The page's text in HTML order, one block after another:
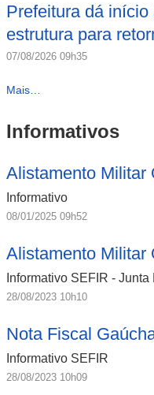
Prefeitura dá
estrutura para
07/08/2026 09h35
Mais…
Informativos
Alistamento Militar
Informativo
08/01/2025 09h52
Alistamento Militar
Informativo SEFIR -
28/08/2023 10h10
Nota Fiscal
Informativo SEFIR
28/08/2023 10h09